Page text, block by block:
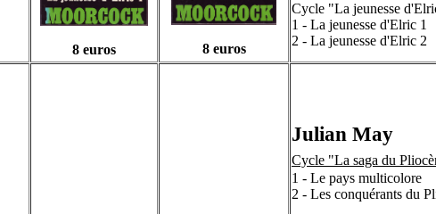
8 euros 8 euros
Cycle "La jeunesse
1 - La jeunesse d'Elric 1
2 - La jeunesse d'Elric 2
Julian May
Cycle "La saga du
1 - Le pays multicolore
2 - Les conquérants du